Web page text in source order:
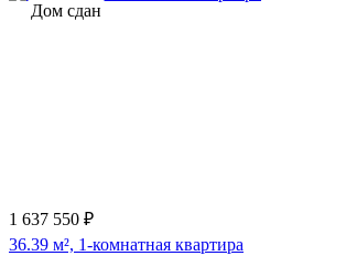
Дом сдан
1 637 550 ₽
36.39 м², 1-комнатная квартира